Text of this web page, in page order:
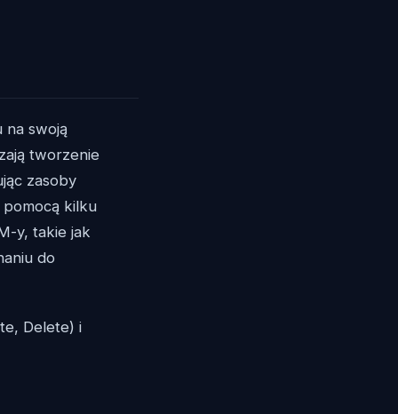
na swoją
tworzenie
zasoby
kilku
y, takie jak
do
Delete) i